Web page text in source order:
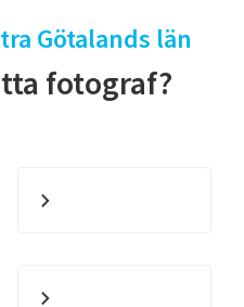
Götalands län
fotograf?